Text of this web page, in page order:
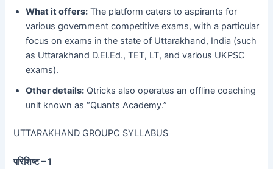
What it offers: The platform caters to aspirants for
various government competitive exams, with a particular
focus on exams in the state of Uttarakhand, India (such
as Uttarakhand D.El.Ed., TET, LT, and various UKPSC
exams).
Other details: Qtricks also operates an offline coaching
unit known as “Quants Academy.”
UTTARAKHAND GROUPC SYLLABUS
परिशिष्ट – 1